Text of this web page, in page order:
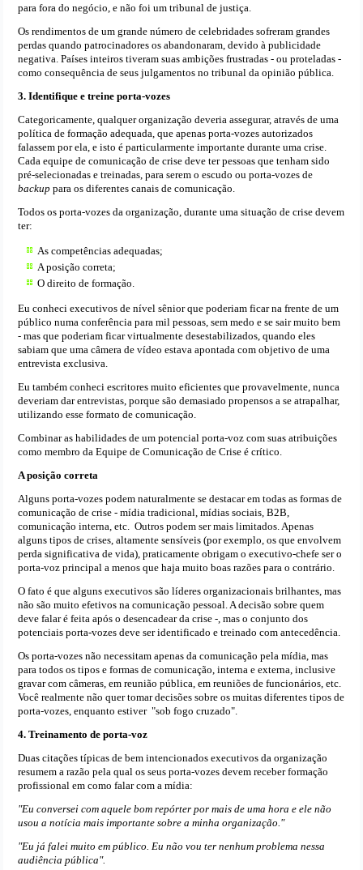
para fora do negócio, e não foi um tribunal de justiça.
Os rendimentos de um grande número de celebridades sofreram grandes
perdas quando patrocinadores os abandonaram, devido à publicidade
negativa. Países inteiros tiveram suas ambições frustradas - ou proteladas -
como consequência de seus julgamentos no tribunal da opinião pública.
3. Identifique e treine porta-vozes
Categoricamente, qualquer organização deveria assegurar, através de uma
política de formação adequada, que apenas porta-vozes autorizados
falassem por ela, e isto é particularmente importante durante uma crise.
Cada equipe de comunicação de crise deve ter pessoas que tenham sido
pré-selecionadas e treinadas, para serem o escudo ou porta-vozes de
backup para os diferentes canais de comunicação.
Todos os porta-vozes da organização, durante uma situação de crise devem
ter:
As competências adequadas;
A posição correta;
O direito de formação.
Eu conheci executivos de nível sênior que poderiam ficar na frente de um
público numa conferência para mil pessoas, sem medo e se sair muito bem
- mas que poderiam ficar virtualmente desestabilizados, quando eles
sabiam que uma câmera de vídeo estava apontada com objetivo de uma
entrevista exclusiva.
Eu também conheci escritores muito eficientes que provavelmente, nunca
deveriam dar entrevistas, porque são demasiado propensos a se atrapalhar,
utilizando esse formato de comunicação.
Combinar as habilidades de um potencial porta-voz com suas atribuições
como membro da Equipe de Comunicação de Crise é crítico.
A posição correta
Alguns porta-vozes podem naturalmente se destacar em todas as formas de
comunicação de crise - mídia tradicional, mídias sociais, B2B,
comunicação interna, etc. Outros podem ser mais limitados. Apenas
alguns tipos de crises, altamente sensíveis (por exemplo, os que envolvem
perda significativa de vida), praticamente obrigam o executivo-chefe ser o
porta-voz principal a menos que haja muito boas razões para o contrário.
O fato é que alguns executivos são líderes organizacionais brilhantes, mas
não são muito efetivos na comunicação pessoal. A decisão sobre quem
deve falar é feita após o desencadear da crise -, mas o conjunto dos
potenciais porta-vozes deve ser identificado e treinado com antecedência.
Os porta-vozes não necessitam apenas da comunicação pela mídia, mas
para todos os tipos e formas de comunicação, interna e externa, inclusive
gravar com câmeras, em reunião pública, em reuniões de funcionários, etc.
Você realmente não quer tomar decisões sobre os muitas diferentes tipos de
porta-vozes, enquanto estiver "sob fogo cruzado".
4. Treinamento de porta-voz
Duas citações típicas de bem intencionados executivos da organização
resumem a razão pela qual os seus porta-vozes devem receber formação
profissional em como falar com a mídia:
"Eu conversei com aquele bom repórter por mais de uma hora e ele não
usou a notícia mais importante sobre a minha organização."
"Eu já falei muito em público. Eu não vou ter nenhum problema nessa
audiência pública".